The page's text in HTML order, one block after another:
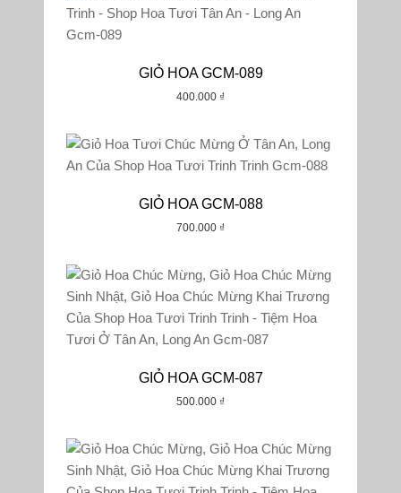
GIỎ HOA GCM-089
400.000 ₫
GIỎ HOA GCM-088
700.000 ₫
GIỎ HOA GCM-087
500.000 ₫